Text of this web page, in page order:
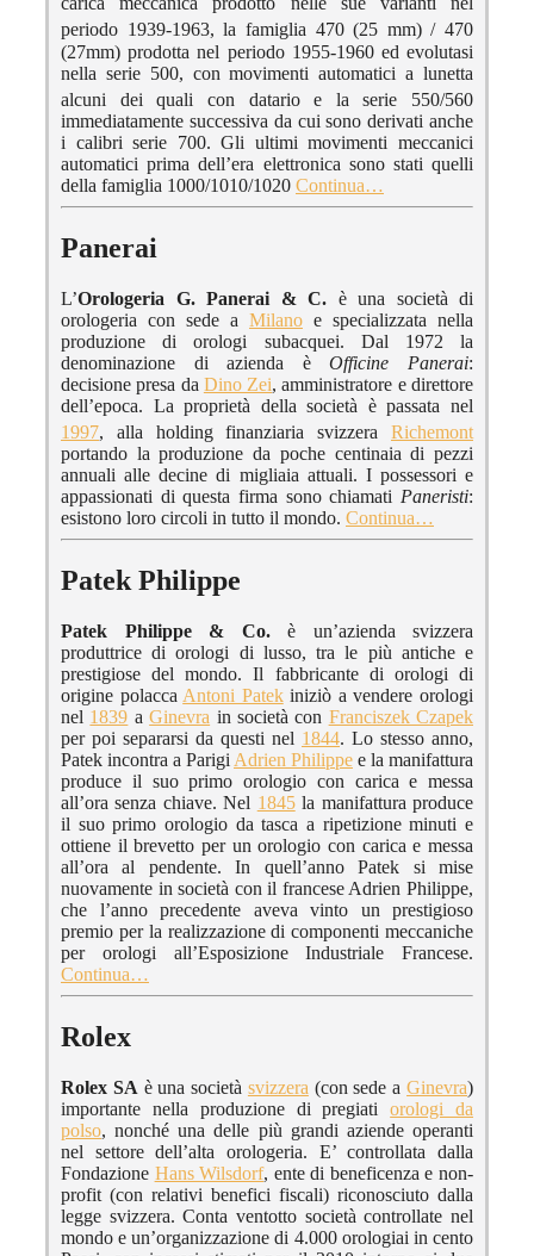
periodo 1939-1963, la famiglia 470 (25 mm) / 470
(27mm) prodotta nel periodo 1955-1960 ed evolutasi
nella serie 500, con movimenti automatici a lunetta
alcuni dei quali con datarioe la serie 550/560
immediatamente successiva da cui sono derivati anche
i calibri serie 700. Gli ultimi movimenti meccanici
automatici prima dell’era elettronica sono stati quelli
della famiglia 1000/1010/1020 Continua…
Panerai
L’Orologeria G. Panerai & C. è una società di
orologeria con sede a Milano e specializzata nella
produzione di orologi subacquei. Dal 1972 la
denominazione di azienda èOfficine Panerai:
decisione presa da Dino Zei, amministratore e direttore
dell’epoca. La proprietà della società è passata nel
1997, alla holding finanziaria svizzera Richemont
portando la produzione da poche centinaia di pezzi
annuali alle decine di migliaia attuali. I possessori e
appassionati di questa firma sono chiamati Paneristi:
esistono loro circoli in tutto il mondo. Continua…
Patek Philippe
Patek Philippe & Co.è un’azienda svizzera
produttrice di orologi di lusso, tra le più antiche e
prestigiose del mondo. Il fabbricante di orologi di
origine polacca Antoni Patekiniziò a vendere orologi
nel 1839 aGinevra in società con Franciszek Czapek
per poi separarsi da questi nel 1844. Lo stesso anno,
Patek incontra a Parigi Adrien Philippe e la manifattura
produce il suo primo orologio con carica e messa
all’ora senza chiave. Nel 1845la manifattura produce
il suo primo orologio da tasca a ripetizione minuti e
ottiene il brevetto per un orologio con carica e messa
all’ora al pendente. In quell’anno Patek si mise
nuovamente in società con il francese Adrien Philippe,
che l’anno precedente aveva vinto un prestigioso
premio per la realizzazione di componenti meccaniche
per orologi all’Esposizione Industriale Francese.
Continua…
Rolex
Rolex SA è una società svizzera (con sede aGinevra)
importante nella produzione di pregiatiorologi da
polso, nonché una delle più grandi aziende operanti
nel settore dell’alta orologeria. E’ controllata dalla
Fondazione Hans Wilsdorf, ente di beneficenza e non-
profit (con relativi benefici fiscali) riconosciuto dalla
legge svizzera. Conta ventotto società controllate nel
mondo e un’organizzazione di 4.000 orologiai in cento